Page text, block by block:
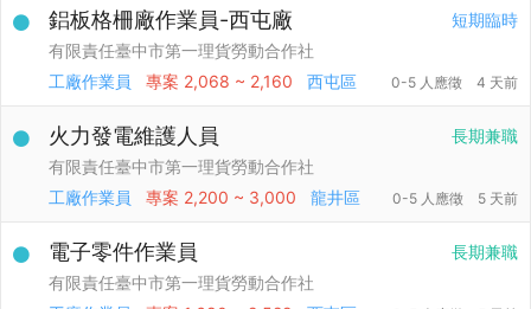
短期臨時
鋁板格柵廠作業員-西屯廠
有限責任臺中市第一理貨勞動合作社
工廠作業員
專案 2,068 ~ 2,160 西屯區 0-5 人應徵 4 天前
長期兼職
火力發電維護人員
有限責任臺中市第一理貨勞動合作社
工廠作業員
專案 2,200 ~ 3,000 龍井區 0-5 人應徵 5 天前
長期兼職
電子零件作業員
有限責任臺中市第一理貨勞動合作社